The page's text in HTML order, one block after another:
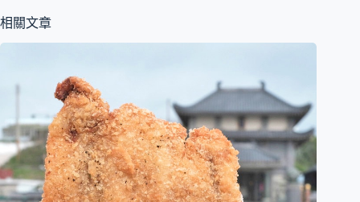
相關文章